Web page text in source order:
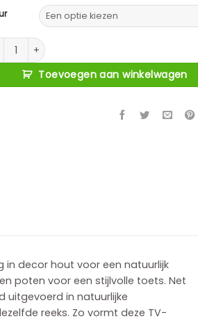
TV meubel aantal
Toevoegen aan winkelwagen
in decor hout voor een natuurlijk
poten voor een stijlvolle toets. Net
uitgevoerd in natuurlijke
reeks. Zo vormt deze TV-